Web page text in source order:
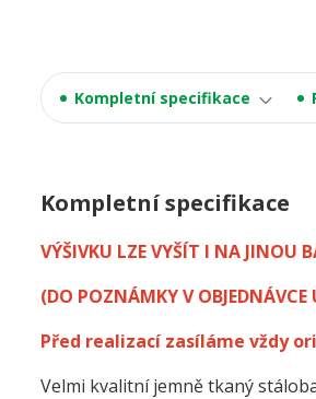
Kompletní specifikace
Kompletní specifikace
VÝŠIVKU LZE VYŠÍT I NA JINOU
(DO POZNÁMKY V OBJEDNÁVCE
Před realizací zasíláme vždy
Velmi kvalitní jemně tkaný